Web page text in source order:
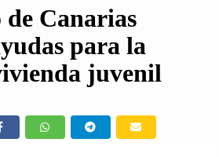
Canarias
para la
juvenil